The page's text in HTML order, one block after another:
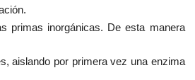
primas inorgánicas. De esta manera
aislando por primera vez una enzima